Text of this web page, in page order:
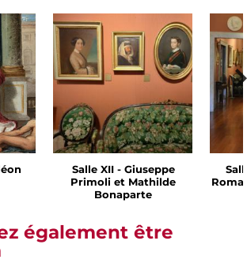
Salle XII - Giuseppe
Primoli et Mathilde
Bonaparte
également être